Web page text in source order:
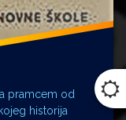
pramcem od
historija